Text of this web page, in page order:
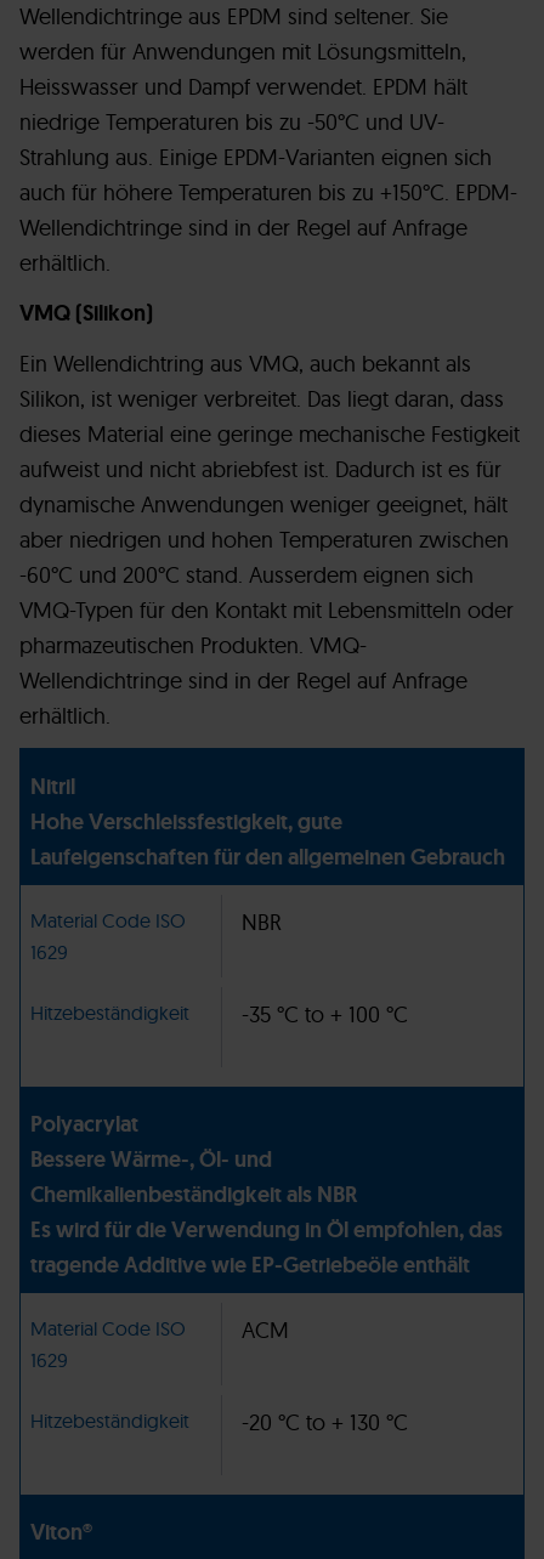
Wellendichtringe aus EPDM sind seltener. Sie
werden für Anwendungen mit Lösungsmitteln,
Heisswasser und Dampf verwendet. EPDM hält
niedrige Temperaturen bis zu -50°C und UV-
Strahlung aus. Einige EPDM-Varianten eignen sich
auch für höhere Temperaturen bis zu +150°C. EPDM-
Wellendichtringe sind in der Regel auf Anfrage
erhältlich.
VMQ (Silikon)
Ein Wellendichtring aus VMQ, auch bekannt als
Silikon, ist weniger verbreitet. Das liegt daran, dass
dieses Material eine geringe mechanische Festigkeit
aufweist und nicht abriebfest ist. Dadurch ist es für
dynamische Anwendungen weniger geeignet, hält
aber niedrigen und hohen Temperaturen zwischen
-60°C und 200°C stand. Ausserdem eignen sich
VMQ-Typen für den Kontakt mit Lebensmitteln oder
pharmazeutischen Produkten. VMQ-
Wellendichtringe sind in der Regel auf Anfrage
erhältlich.
Nitril
Hohe Verschleissfestigkeit, gute
Laufeigenschaften für den allgemeinen Gebrauch
Material Code ISO
1629
NBR
Hitzebeständigkeit -35 °C to + 100 °C
Polyacrylat
Bessere Wärme-, Öl- und
Chemikalienbeständigkeit als NBR
Es wird für die Verwendung in Öl empfohlen, das
tragende Additive wie EP-Getriebeöle enthält
Material Code ISO
1629
ACM
Hitzebeständigkeit -20 °C to + 130 °C
Viton®